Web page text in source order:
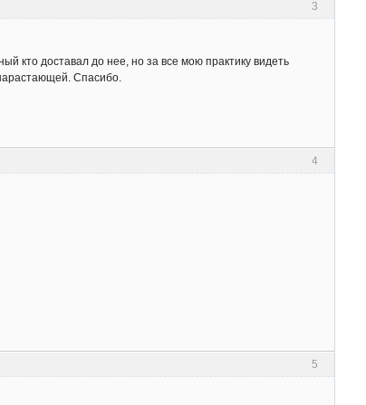
3
кто доставал до нее, но за все мою практику видеть
Спасибо.
4
5